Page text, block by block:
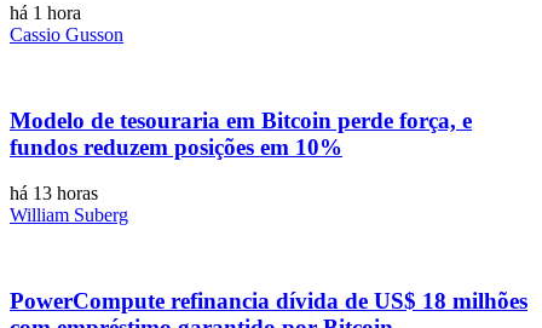
há 1 hora
Cassio Gusson
Modelo de tesouraria em Bitcoin perde força, e
fundos reduzem posições em 10%
há 13 horas
William Suberg
PowerCompute refinancia dívida de US$ 18 milhões